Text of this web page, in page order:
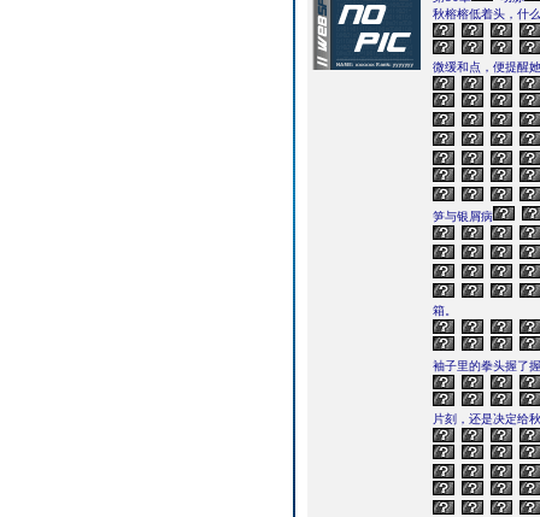
秋榕榕低着头，什
微缓和点，便提醒
笋与银屑病
箱。
袖子里的拳头握了
片刻，还是决定给